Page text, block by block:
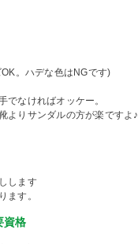
OK。ハデな色はNGです)
でなければオッケー。
よりサンダルの方が楽ですよ♪
します
ます。
資格